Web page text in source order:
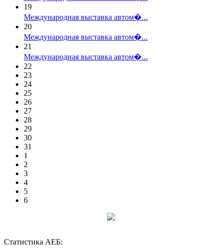
19
Международная выставка автом�...
20
Международная выставка автом�...
21
Международная выставка автом�...
22
23
24
25
26
27
28
29
30
31
1
2
3
4
5
6
Статистика АЕБ: